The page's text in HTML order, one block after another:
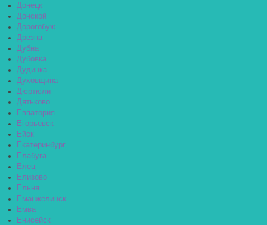
Донецк
Донской
Дорогобуж
Дрезна
Дубна
Дубовка
Дудинка
Духовщина
Дюртюли
Дятьково
Евпатория
Егорьевск
Ейск
Екатеринбург
Елабуга
Елец
Елизово
Ельня
Еманжелинск
Емва
Енисейск